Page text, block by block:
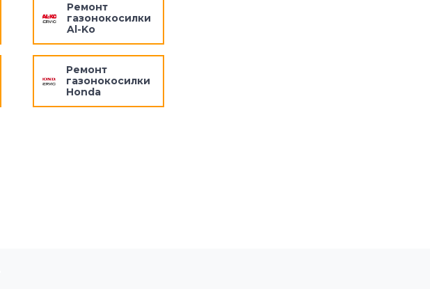
Ремонт
газонокосилки
Al-Ko
Ремонт
газонокосилки
Honda